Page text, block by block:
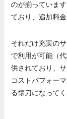
のが揃っていま
ており、追加料
それだけ充実の
で利用が可能（
供されており、
コストパフォー
る懐刀になって